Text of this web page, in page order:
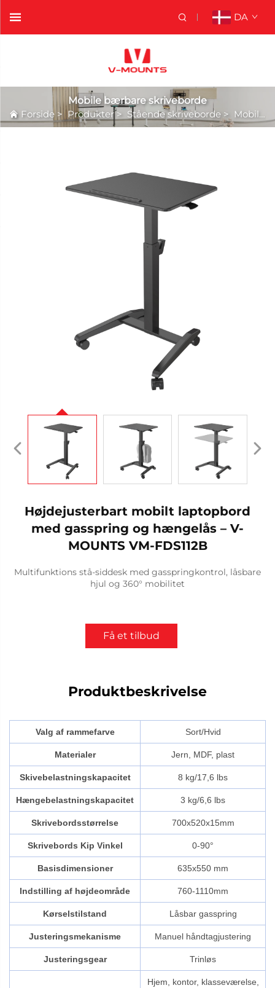
DA
Mobile bærbare skriveborde
Forside > Produkter> Stående skriveborde > Mobile bærbare skriveborde
Højdejusterbart mobilt laptopbord
med gasspring og hængelås – V-
MOUNTS VM-FDS112B
Multifunktions stå-siddesk med gasspringkontrol, låsbare
hjul og 360° mobilitet
Få et tilbud
Produktbeskrivelse
Valg af rammefarve Sort/Hvid
Materialer Jern, MDF, plast
Skivebelastningskapacitet 8 kg/17,6 lbs
Hængebelastningskapacitet 3 kg/6,6 lbs
Skrivebordsstørrelse 700x520x15mm
Skrivebords Kip Vinkel 0-90°
Basisdimensioner 635x550 mm
Indstilling af højdeområde 760-1110mm
Kørselstilstand Låsbar gasspring
Justeringsmekanisme Manuel håndtagjustering
Justeringsgear Trinløs
Hjem, kontor, klasseværelse,